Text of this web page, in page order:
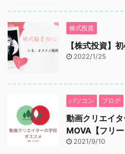
株式投資
【株式投資】
2022/1/25
パソコン ブログ
動画クリエイ
MOVA【フリー
2021/9/10